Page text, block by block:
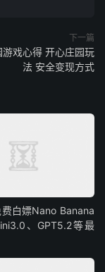
下一篇
游戏心得 开心庄园玩
法 安全变现方式
费白嫖Nano Banana
、GPT5.2等最